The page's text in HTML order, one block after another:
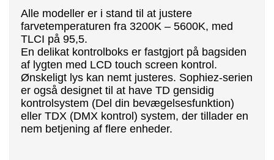
Alle modeller er i stand til at justere
farvetemperaturen fra 3200K – 5600K, med
TLCI på 95,5.
En delikat kontrolboks er fastgjort på bagsiden
af lygten med LCD touch screen kontrol.
Ønskeligt lys kan nemt justeres. Sophiez-serien
er også designet til at have TD gensidig
kontrolsystem (Del din bevægelsesfunktion)
eller TDX (DMX kontrol) system, der tillader en
nem betjening af flere enheder.